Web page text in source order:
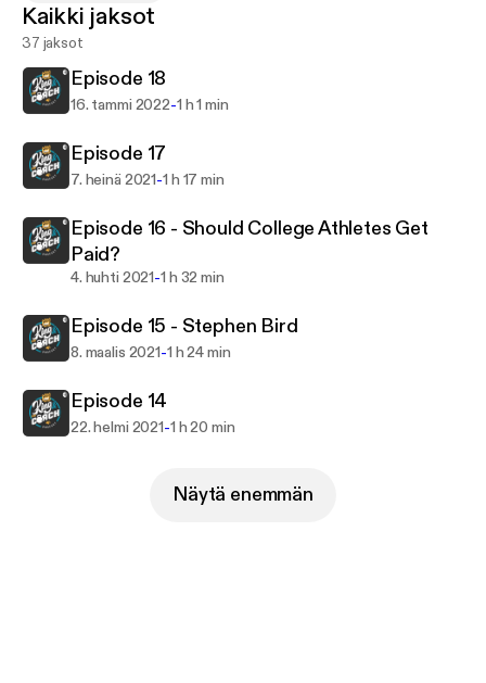
@kingandthecoach
@jking702
@coach_connolly Support this podcast:
or.fm/kingandthecoach/support
Kaikki jaksot
37 jaksot
Episode 18
16. tammi 2022-1 h 1 min
Episode 17
7. heinä 2021-1 h 17 min
Episode 16 - Should College Athletes Get
Paid?
4. huhti 2021-1 h 32 min
Episode 15 - Stephen Bird
8. maalis 2021-1 h 24 min
Episode 14
22. helmi 2021-1 h 20 min
Näytä enemmän